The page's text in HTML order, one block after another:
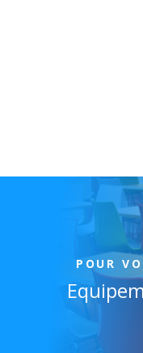
POUR